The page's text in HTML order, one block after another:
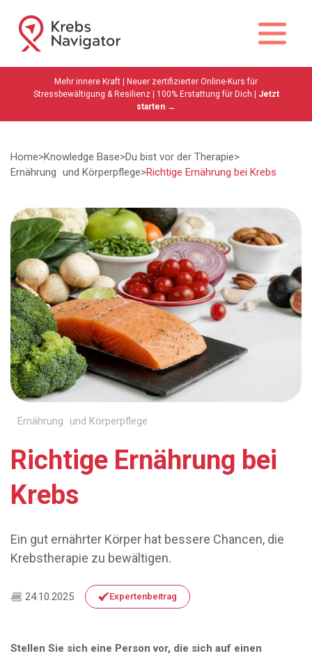
Mehr innere Kraft | Neuer zertifizierter Online-Kurs für
Stressbewältigung & Resilienz | 100% Erstattung für Dich |
Jetzt
starten →
Home>Knowledge Base>Du bist vor der Therapie>
Ernährung und Körperpflege>Richtige Ernährung bei Krebs
Ernährung und Körperpflege
Richtige Ernährung bei
Krebs
Ein gut ernährter Körper hat bessere Chancen, die
Krebstherapie zu bewältigen.
24.10.2025 Expertenbeitrag
Stellen Sie sich eine Person vor, die sich auf einen